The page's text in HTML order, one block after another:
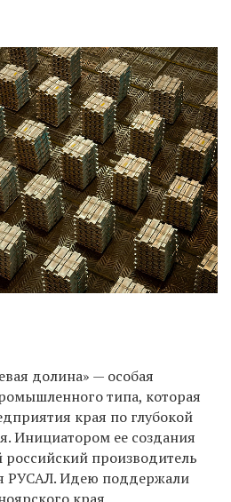
долина» — особая
типа, которая
края по глубокой
Инициатором ее создания
производитель
РУСАЛ. Идею поддержали